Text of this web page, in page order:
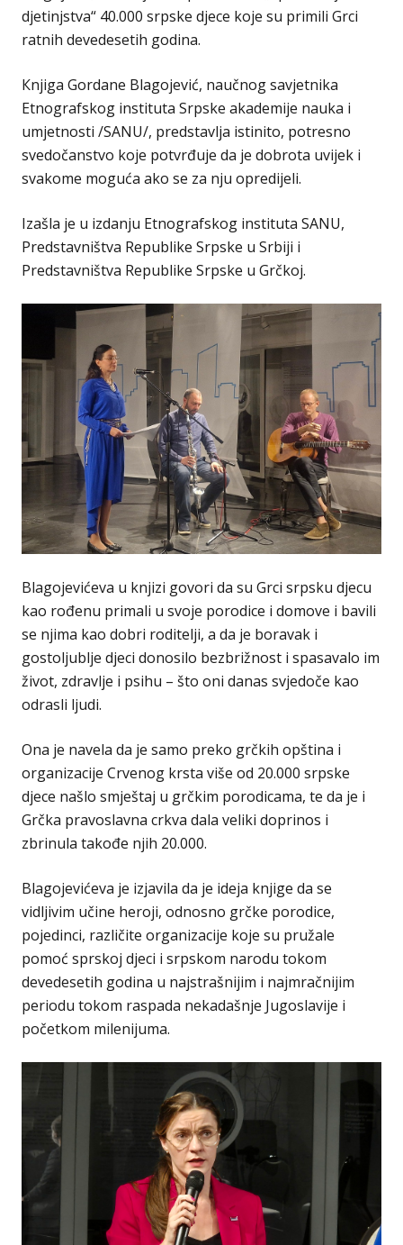
djetinjstva“ 40.000 srpske djece koje su primili Grci
ratnih devedesetih godina.
Кnjiga Gordane Blagojević, naučnog savjetnika
Etnografskog instituta Srpske akademije nauka i
umjetnosti /SANU/, predstavlja istinito, potresno
svedočanstvo koje potvrđuje da je dobrota uvijek i
svakome moguća ako se za nju opredijeli.
Izašla je u izdanju Etnografskog instituta SANU,
Predstavništva Republike Srpske u Srbiji i
Predstavništva Republike Srpske u Grčkoj.
Blagojevićeva u knjizi govori da su Grci srpsku djecu
kao rođenu primali u svoje porodice i domove i bavili
se njima kao dobri roditelji, a da je boravak i
gostoljublje djeci donosilo bezbrižnost i spasavalo im
život, zdravlje i psihu – što oni danas svjedoče kao
odrasli ljudi.
Ona je navela da je samo preko grčkih opština i
organizacije Crvenog krsta više od 20.000 srpske
djece našlo smještaj u grčkim porodicama, te da je i
Grčka pravoslavna crkva dala veliki doprinos i
zbrinula takođe njih 20.000.
Blagojevićeva je izjavila da je ideja knjige da se
vidljivim učine heroji, odnosno grčke porodice,
pojedinci, različite organizacije koje su pružale
pomoć sprskoj djeci i srpskom narodu tokom
devedesetih godina u najstrašnijim i najmračnijim
periodu tokom raspada nekadašnje Jugoslavije i
početkom milenijuma.